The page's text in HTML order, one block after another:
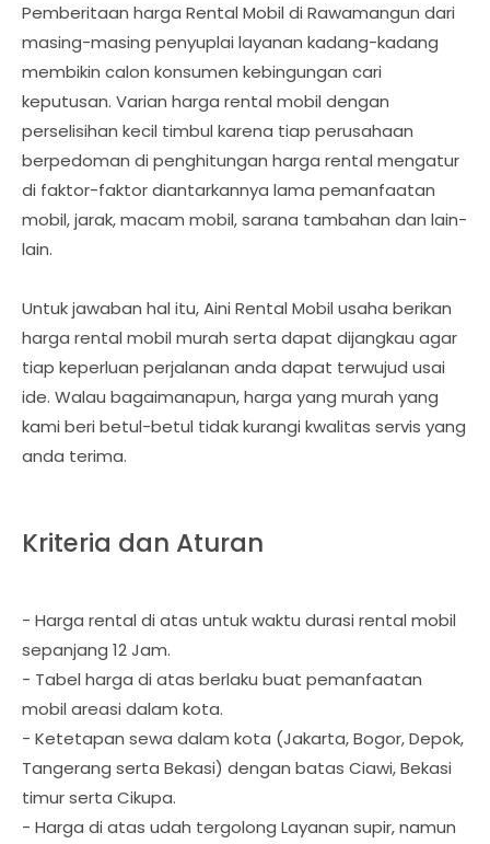
Pemberitaan harga Rental Mobil di Rawamangun dari
masing-masing penyuplai layanan kadang-kadang
membikin calon konsumen kebingungan cari
keputusan. Varian harga rental mobil dengan
perselisihan kecil timbul karena tiap perusahaan
berpedoman di penghitungan harga rental mengatur
di faktor-faktor diantarkannya lama pemanfaatan
mobil, jarak, macam mobil, sarana tambahan dan lain-
lain.
Untuk jawaban hal itu, Aini Rental Mobil usaha berikan
harga rental mobil murah serta dapat dijangkau agar
tiap keperluan perjalanan anda dapat terwujud usai
ide. Walau bagaimanapun, harga yang murah yang
kami beri betul-betul tidak kurangi kwalitas servis yang
anda terima.
Kriteria dan Aturan
- Harga rental di atas untuk waktu durasi rental mobil
sepanjang 12 Jam.
- Tabel harga di atas berlaku buat pemanfaatan
mobil areasi dalam kota.
- Ketetapan sewa dalam kota (Jakarta, Bogor, Depok,
Tangerang serta Bekasi) dengan batas Ciawi, Bekasi
timur serta Cikupa.
- Harga di atas udah tergolong Layanan supir, namun